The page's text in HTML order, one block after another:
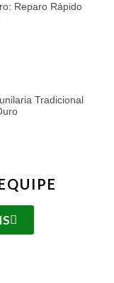
Reparo Rápido
Tradicional